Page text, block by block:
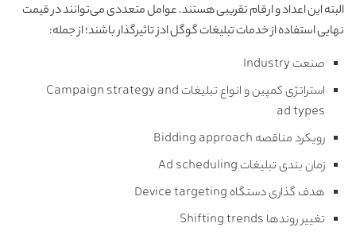
البته این اعداد و ارقام تقریبی هستند. عوامل متعددی می‌توانند در قیمت
نهایی استفاده از خدمات تبلیغات گوگل ادز تاثیرگذار باشند؛ از جمله:
صنعت Industry
استراتژی کمپین و انواع تبلیغات Campaign strategy and
ad types
رویکرد مناقصه Bidding approach
زمان بندی تبلیغات Ad scheduling
هدف گذاری دستگاه Device targeting
تغییر روندها Shifting trends